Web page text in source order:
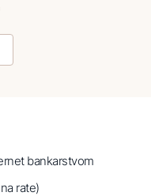
bankarstvom
rate)